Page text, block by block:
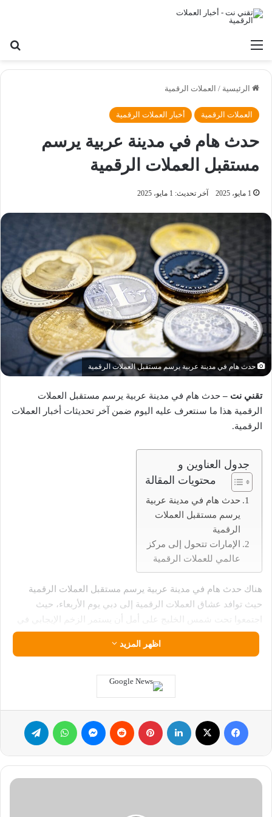
القائمة
الرئيسية / العملات الرقمية
العملات الرقمية أخبار العملات الرقمية
حدث هام في مدينة عربية يرسم
مستقبل العملات الرقمية
1 مايو، 2025 آخر تحديث: 1 مايو، 2025
حدث هام في مدينة عربية يرسم مستقبل العملات الرقمية
تقني نت –حدث هام في مدينة عربية يرسم مستقبل العملات
الرقمية هذا ما سنتعرف عليه اليوم ضمن آخر تحديثات أخبار العملات
الرقمية.
جدول العناوين و
محتويات المقالة
حدث هام في مدينة عربية
يرسم مستقبل العملات
الرقمية
الإمارات تتحول إلى مركز
عالمي للعملات الرقمية
هناك حدث هام في مدينة عربية يرسم مستقبل العملات الرقمية
حيث توافد عشاق العملات الرقمية إلى دبي يوم الأربعاء، حيث
اجتمعوا تحت شمس الخليج على أمل أن يستمر الزخم الإيجابي في
القطاع، رغم مؤشرات على تراجع الحماسة المرتبطة بموقف دونالد
ترامب الداعم للعملات الرقمية.
حدث هام في مدينة عربية يرسم
مستقبل العملات الرقمية
تضم قائمة المتحدثين في حدث هام في مدينة عربية يرسم مستقبل
العملات الرقمية اولذي يستمر يومين في مدينة الصحراء رؤساء
تنفيذيين لبعض أكبر شركات العملات الرقمية في العالم، ورئيس
قسم الأصول الرقمية في شركتي “بلاك روك” (BlackRock)
اظهر المزيد
فيسبوك لينكدإن بينتيريست ماسنجر واتساب
توقع